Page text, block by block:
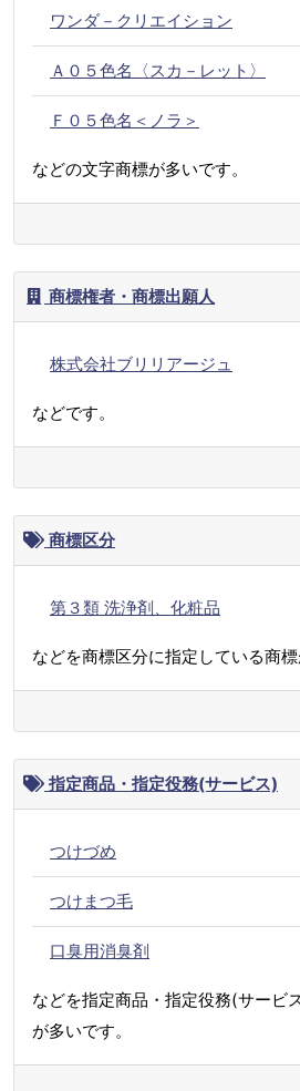
ワンダ－クリエイション
Ａ０５色名〈スカ－レット〉
Ｆ０５色名＜ノラ＞
などの文字商標が多いです。
商標権者・商標出願人
株式会社ブリリアージュ
などです。
商標区分
第３類 洗浄剤、化粧品
などを商標区分に指定している商標
指定商品・指定役務(サービス)
つけづめ
つけまつ毛
口臭用消臭剤
などを指定商品・指定役務(サービ
が多いです。